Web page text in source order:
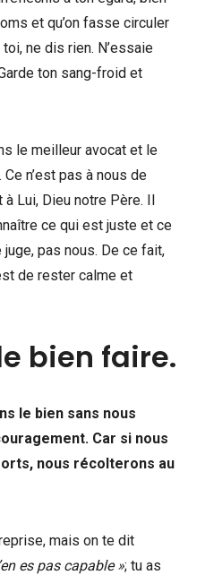
et qu’on fasse circuler
ne dis rien. N’essaie
ton sang-froid et
le meilleur avocat et le
n’est pas à nous de
à Lui, Dieu notre Père. Il
ce qui est juste et ce
juge, pas nous. De ce fait,
de rester calme et
bien faire.
le bien sans nous
Car si nous
nous récolterons au
mais on te dit
es pas capable »; tu as